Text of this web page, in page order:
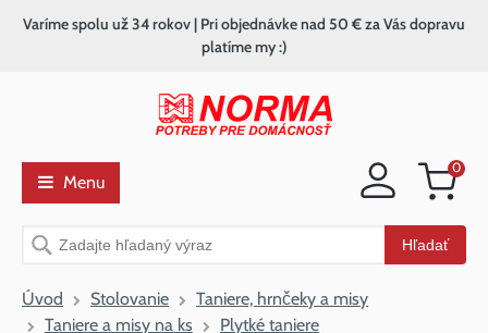
Nákupný
0
Vyhľadávanie Hľadať
Varíme spolu už 34 rokov | Pri objednávke nad 50 € za Vás dopravu
platíme my :)
Menu
Úvod Stolovanie
Taniere, hrnčeky a misy
Taniere a misy na ks
Plytké taniere